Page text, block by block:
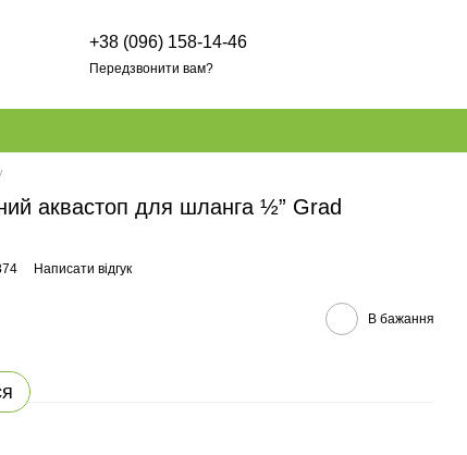
+38 (096) 158-14-46
Передзвонити вам?
аквастоп для шланга ½” Grad
Написати відгук
В бажання